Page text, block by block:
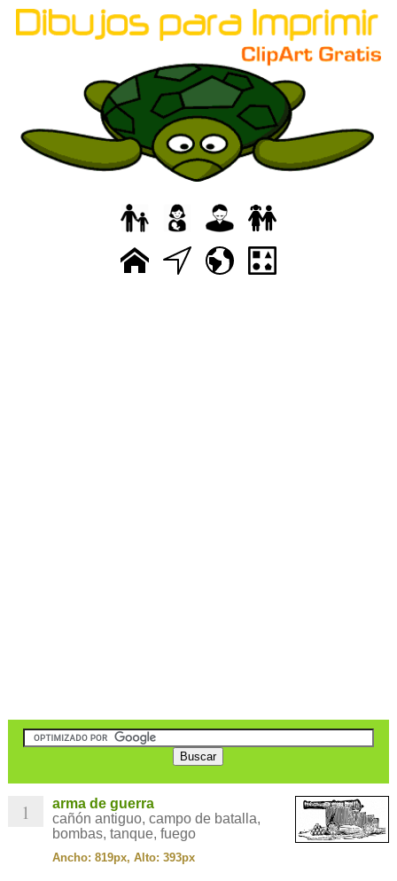
1
arma de guerra
cañón antiguo, campo de batalla,
bombas, tanque, fuego
Ancho: 819px, Alto: 393px